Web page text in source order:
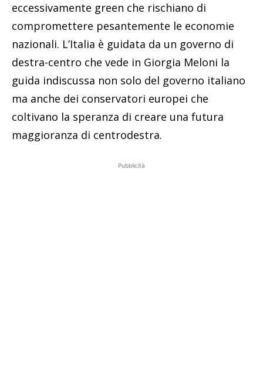
eccessivamente green che rischiano di
compromettere pesantemente le economie
nazionali. L’Italia è guidata da un governo di
destra-centro che vede in Giorgia Meloni la
guida indiscussa non solo del governo italiano
ma anche dei conservatori europei che
coltivano la speranza di creare una futura
maggioranza di centrodestra.
Pubblicità